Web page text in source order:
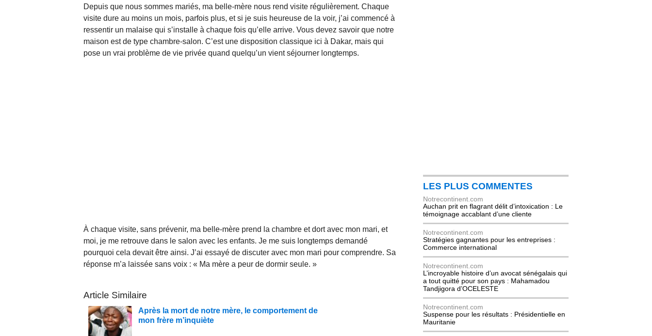
Depuis que nous sommes mariés, ma belle-mère nous rend visite régulièrement. Chaque
visite dure au moins un mois, parfois plus, et si je suis heureuse de la voir, j’ai commencé à
ressentir un malaise qui s’installe à chaque fois qu’elle arrive. Vous devez savoir que notre
maison est de type chambre-salon. C’est une disposition classique ici à Dakar, mais qui
pose un vrai problème de vie privée quand quelqu’un vient séjourner longtemps.
À chaque visite, sans prévenir, ma belle-mère prend la chambre et dort avec mon mari, et
moi, je me retrouve dans le salon avec les enfants. Je me suis longtemps demandé
pourquoi cela devait être ainsi. J’ai essayé de discuter avec mon mari pour comprendre. Sa
réponse m’a laissée sans voix : « Ma mère a peur de dormir seule. »
Article Similaire
Après la mort de notre mère, le comportement de
mon frère m’inquiète
LES PLUS COMMENTES
Notrecontinent.com
Auchan prit en flagrant délit d’intoxication : Le
témoignage accablant d’une cliente
Notrecontinent.com
Stratégies gagnantes pour les entreprises :
Commerce international
Notrecontinent.com
L’incroyable histoire d’un avocat sénégalais qui
a tout quitté pour son pays : Mahamadou
Tandjigora d’OCELESTE
Notrecontinent.com
Suspense pour les résultats : Présidentielle en
Mauritanie